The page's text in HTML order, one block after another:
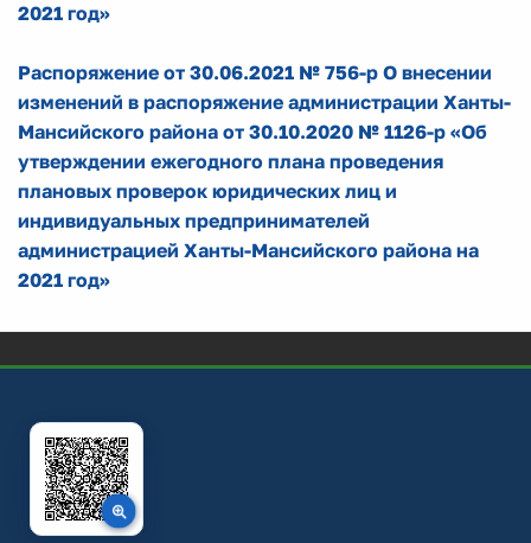
2021 год»
Распоряжение от 30.06.2021 № 756-р О внесении
изменений в распоряжение администрации Ханты-
Мансийского района от 30.10.2020 № 1126-р «Об
утверждении ежегодного плана проведения
плановых проверок юридических лиц и
индивидуальных предпринимателей
администрацией Ханты-Мансийского района на
2021 год»